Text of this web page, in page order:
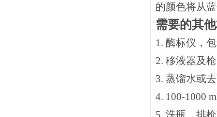
的颜色将从
需要的其
1. 酶标仪，
2. 移液器及
3. 蒸馏水或
4. 100-1000
5. 洗瓶、排